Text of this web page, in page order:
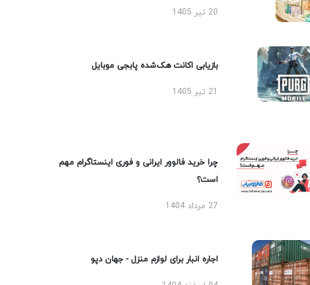
20 تیر 1405
بازیابی اکانت هک‌شده پابجی موبایل
چرا خرید فالوور ایرانی و فوری اینستاگرام مهم
است؟
27 مرداد 1404
اجاره انبار برای لوازم منزل - جهان دپو